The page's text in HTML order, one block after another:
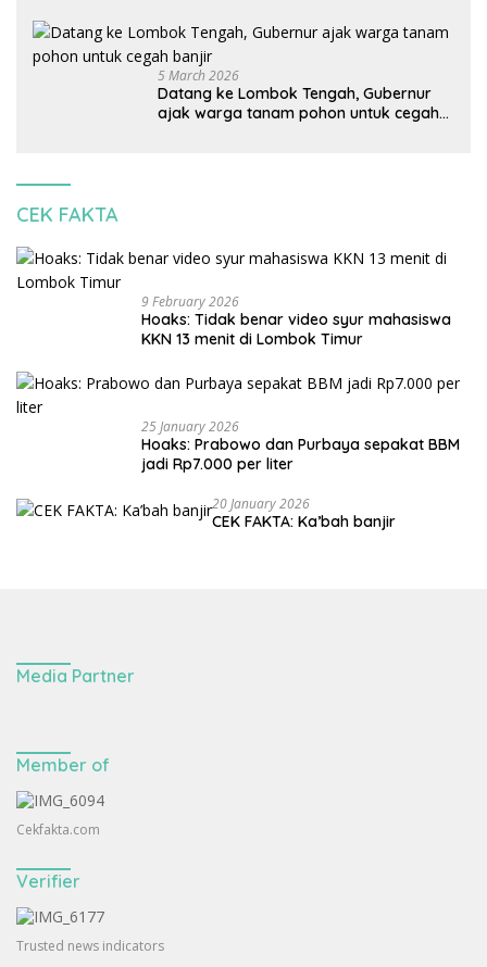
korbankan lingkungan dan warga lokal
5 March 2026
Datang ke Lombok Tengah, Gubernur
ajak warga tanam pohon untuk cegah
CEK FAKTA
9 February 2026
Hoaks: Tidak benar video syur mahasiswa
KKN 13 menit di Lombok Timur
25 January 2026
Hoaks: Prabowo dan Purbaya sepakat BBM
jadi Rp7.000 per liter
20 January 2026
CEK FAKTA: Ka’bah banjir
Media Partner
Member of
Cekfakta.com
Verifier
Trusted news indicators